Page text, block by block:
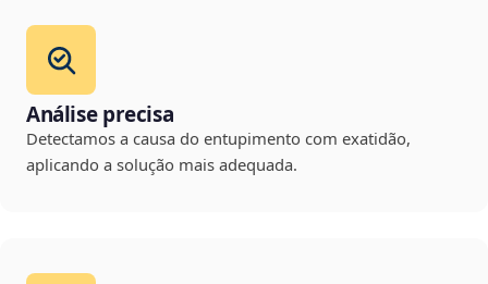
Análise precisa
Detectamos a causa do entupimento com exatidão,
aplicando a solução mais adequada.